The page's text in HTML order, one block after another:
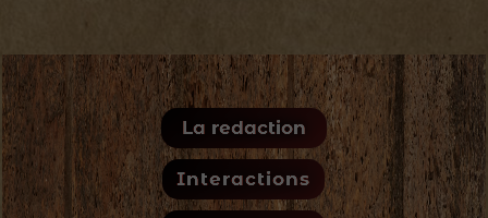
La redaction
Interactions